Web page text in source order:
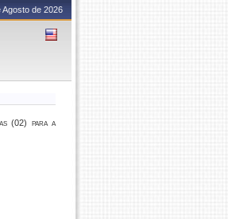
Agosto de 2026
(02) para a